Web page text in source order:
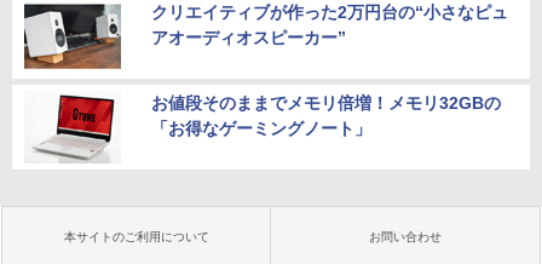
クリエイティブが作った2万円台の“小さなピュ
アオーディオスピーカー”
お値段そのままでメモリ倍増！メモリ32GBの
「お得なゲーミングノート」
本サイトのご利用について お問い合わせ